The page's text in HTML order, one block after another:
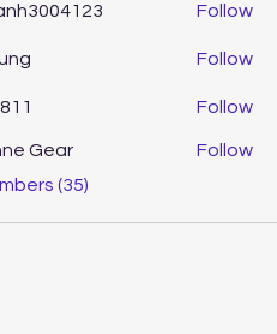
Follow
Follow
Follow
Gear
Follow
(35)